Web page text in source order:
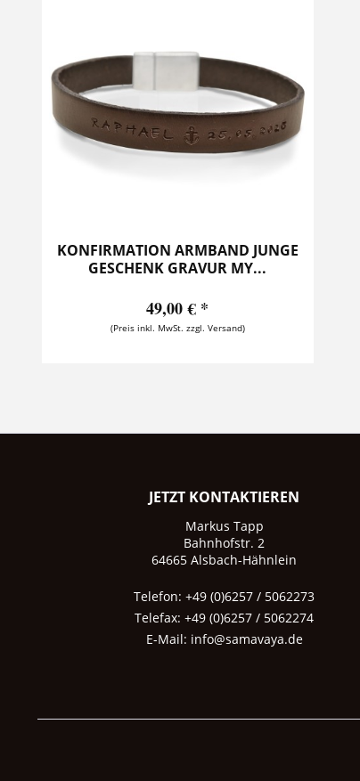
KONFIRMATION ARMBAND JUNGE
GESCHENK GRAVUR MY...
49,00 € *
(Preis inkl. MwSt. zzgl. Versand)
JETZT KONTAKTIEREN
Markus Tapp
Bahnhofstr. 2
64665 Alsbach-Hähnlein
Telefon: +49 (0)6257 / 5062273
Telefax: +49 (0)6257 / 5062274
E-Mail: info@samavaya.de